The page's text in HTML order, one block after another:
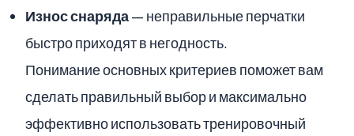
Износ снаряда— неправильные перчатки
быстро приходят в негодность.
Понимание основных критериев поможет вам
сделать правильный выбор и максимально
эффективно использовать тренировочный